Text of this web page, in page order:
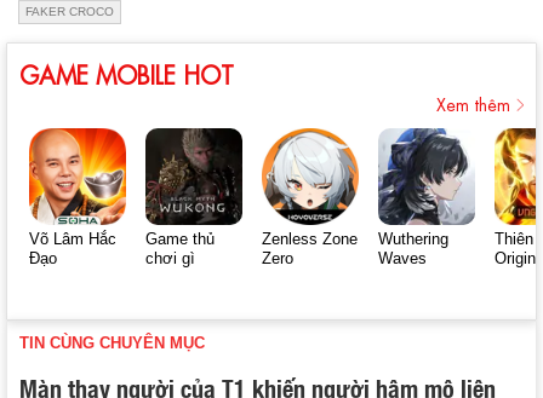
FAKER CROCO
GAME MOBILE HOT
Xem thêm
Võ Lâm Hắc
Đạo
Game thủ
chơi gì
Zenless Zone
Zero
Wuthering
Waves
Thiên
Origin
TIN CÙNG CHUYÊN MỤC
Màn thay người của T1 khiến người hâm mộ liên